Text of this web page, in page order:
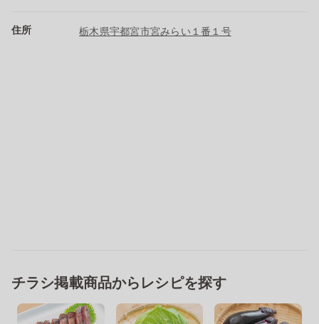
住所 栃木県宇都宮市宮みらい１番１号
チラシ掲載商品からレシピを探す